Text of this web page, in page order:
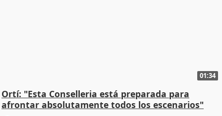
01:34
Ortí: "Esta Conselleria está preparada para
afrontar absolutamente todos los escenarios"